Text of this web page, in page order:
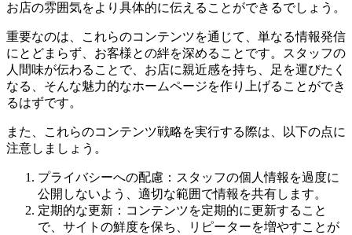
お店の雰囲気をより具体的に伝えることができるでしょう。
重要なのは、これらのコンテンツを通じて、単なる情報発信
にとどまらず、お客様との絆を深めることです。スタッフの
人間味が伝わることで、お店に親近感を持ち、足を運びたく
なる、そんな魅力的なホームページを作り上げることができ
るはずです。
また、これらのコンテンツ戦略を実行する際は、以下の点に
注意しましょう。
プライバシーへの配慮：スタッフの個人情報を過度に
公開しないよう、適切な範囲で情報を共有します。
定期的な更新：コンテンツを定期的に更新すること
で、サイトの鮮度を保ち、リピーターを増やすことが